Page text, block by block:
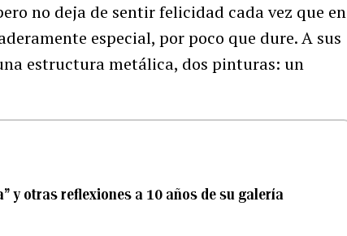
no deja de sentir felicidad cada vez que en
especial, por poco que dure. A sus
estructura metálica, dos pinturas: un
y otras reflexiones a 10 años de su galería